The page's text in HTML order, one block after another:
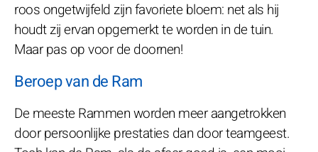
roos ongetwijfeld zijn favoriete bloem: net als hij
houdt zij ervan opgemerkt te worden in de tuin.
Maar pas op voor de doornen!
Beroep van de Ram
De meeste Rammen worden meer aangetrokken
door persoonlijke prestaties dan door teamgeest.